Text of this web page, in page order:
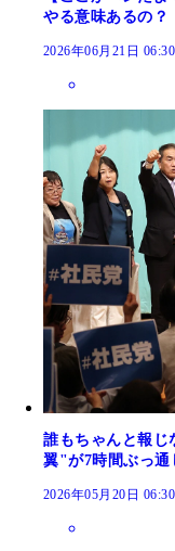
やる意味あるの
2026年06月21日 06:30
誰もちゃんと報
翼"が7時間ぶっ
2026年05月20日 06:30